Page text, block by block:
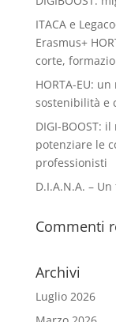
ITACA e
Erasmus+
corte,
HORTA-EU:
sostenibilità e
DIGI-BOOST:
potenziare le
professionisti
D.I.A.N.A. –
Commenti
Archivi
Luglio 2026